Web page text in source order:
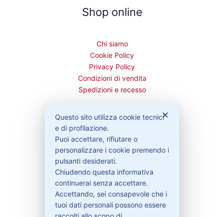
Shop online
Chi siamo
Cookie Policy
Privacy Policy
Condizioni di vendita
Spedizioni e recesso
Bisogno di aiuto?
Contattaci
Garanzie
✕
Questo sito utilizza cookie tecnici
e di profilazione.
Puoi accettare, rifiutare o
personalizzare i cookie premendo i
pulsanti desiderati.
Chiudendo questa informativa
continuerai senza accettare.
Accettando, sei consapevole che i
tuoi dati personali possono essere